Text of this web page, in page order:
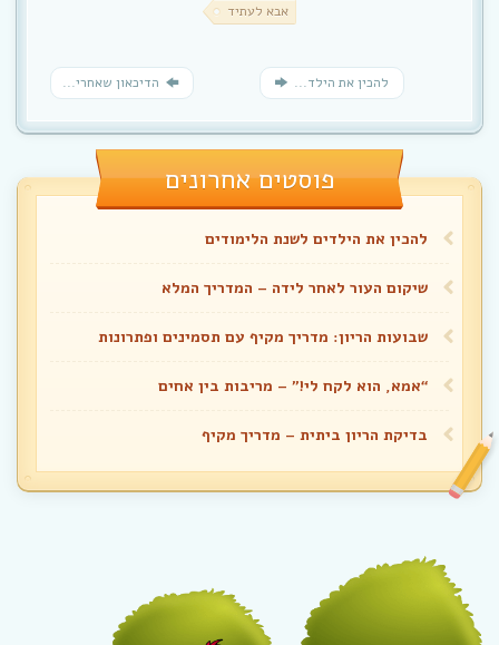
אבא לעתיד
הדיכאון שאחרי... להכין את הילד...
פוסטים אחרונים
להכין את הילדים לשנת הלימודים
שיקום העור לאחר לידה – המדריך המלא
שבועות הריון: מדריך מקיף עם תסמינים ופתרונות
“אמא, הוא לקח לי!” – מריבות בין אחים
בדיקת הריון ביתית – מדריך מקיף